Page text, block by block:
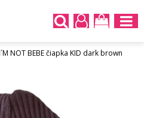
NOT BEBE čiapka KID dark brown